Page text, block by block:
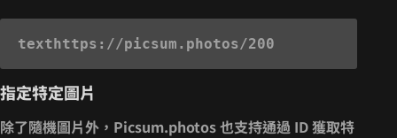
text
指定特定圖片
除了隨機圖片外，Picsum.photos 也支持通過 ID 獲取特